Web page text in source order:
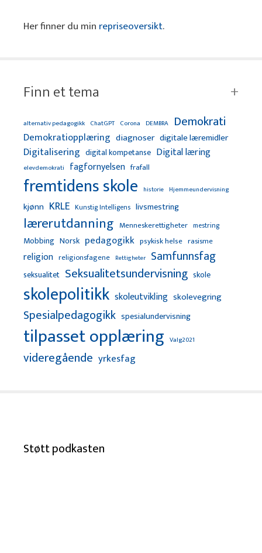
Her finner du min repriseoversikt.
Finn et tema
alternativ pedagogikk ChatGPT Corona DEMBRA Demokrati
Demokratiopplæring diagnoser digitale læremidler
Digitalisering digital kompetanse Digital læring
elevdemokrati fagfornyelsen frafall
fremtidens skole historie Hjemmeundervisning
kjønn KRLE Kunstig Intelligens livsmestring
lærerutdanning Menneskerettigheter mestring
Mobbing Norsk pedagogikk psykisk helse rasisme
religion religionsfagene Rettigheter Samfunnsfag
seksualitet Seksualitetsundervisning skole
skolepolitikk skoleutvikling skolevegring
Spesialpedagogikk spesialundervisning
tilpasset opplæring Valg2021
videregående yrkesfag
Støtt podkasten